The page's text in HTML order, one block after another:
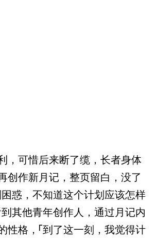
，可惜后来断了缆，长者身体
创作新月记，整页留白，没了
困惑，不知道这个计划应该怎样
到其他青年创作人，通过月记内
性格，「到了这一刻，我觉得计